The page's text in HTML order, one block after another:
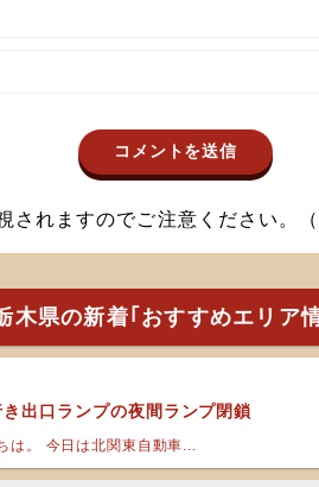
されますのでご注意ください。（
木県の新着｢おすすめエリア
出口ランプの夜間ランプ閉鎖
は。 今日は北関東自動車...